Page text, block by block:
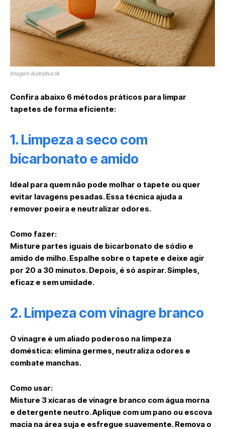
Imagem ilustrativa IA
Confira abaixo 6 métodos práticos para limpar
tapetes de forma eficiente:
1. Limpeza a seco com
bicarbonato e amido
Ideal para quem não pode molhar o tapete ou quer
evitar lavagens pesadas. Essa técnica ajuda a
remover poeira e neutralizar odores.
Como fazer:
Misture partes iguais de bicarbonato de sódio e
amido de milho. Espalhe sobre o tapete e deixe agir
por 20 a 30 minutos. Depois, é só aspirar. Simples,
eficaz e sem umidade.
2. Limpeza com vinagre branco
O vinagre é um aliado poderoso na limpeza
doméstica: elimina germes, neutraliza odores e
combate manchas.
Como usar:
Misture 3 xícaras de vinagre branco com água morna
e detergente neutro. Aplique com um pano ou escova
macia na área suja e esfregue suavemente. Remova o